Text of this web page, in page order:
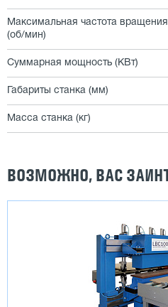
Максимальная частота вращения
(об/мин)
Суммарная мощность (КВт)
Габариты станка (мм)
Масса станка (кг)
ВОЗМОЖНО, ВАС